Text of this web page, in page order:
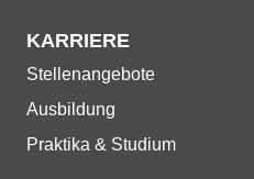
KARRIERE
Navigation
überspringen
Stellenangebote
Ausbildung
Praktika & Studium